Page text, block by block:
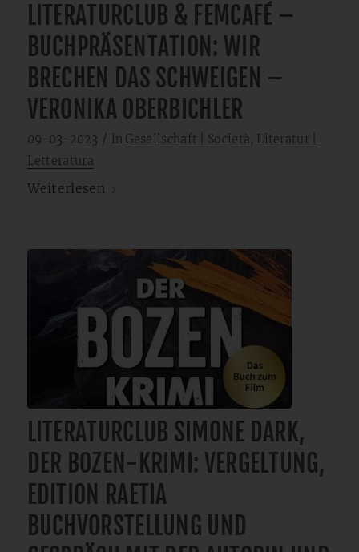
LITERATURCLUB & FEMCAFÉ –
BUCHPRÄSENTATION: WIR
BRECHEN DAS SCHWEIGEN –
VERONIKA OBERBICHLER
09-03-2023 / in Gesellschaft | Società, Literatur |
Letteratura
Weiterlesen
LITERATURCLUB SIMONE DARK,
DER BOZEN-KRIMI: VERGELTUNG,
EDITION RAETIA
BUCHVORSTELLUNG UND